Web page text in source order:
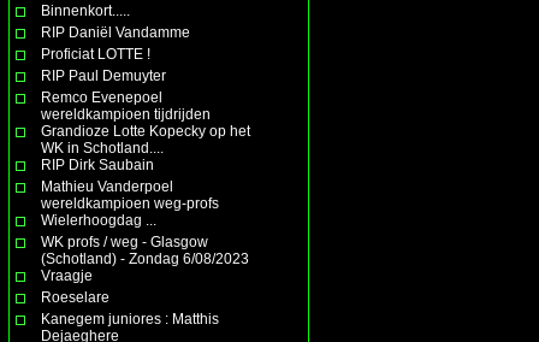
Binnenkort.....
RIP Daniël Vandamme
Proficiat LOTTE !
RIP Paul Demuyter
Remco Evenepoel
wereldkampioen tijdrijden
Grandioze Lotte Kopecky op het
WK in Schotland....
RIP Dirk Saubain
Mathieu Vanderpoel
wereldkampioen weg-profs
Wielerhoogdag ...
WK profs / weg - Glasgow
(Schotland) - Zondag 6/08/2023
Vraagje
Roeselare
Kanegem juniores : Matthis
Dejaeghere